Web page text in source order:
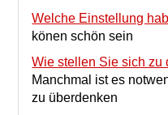
Welche Einstellung
könen schön sein
Wie stellen Sie sich zu
Manchmal ist es
zu überdenken